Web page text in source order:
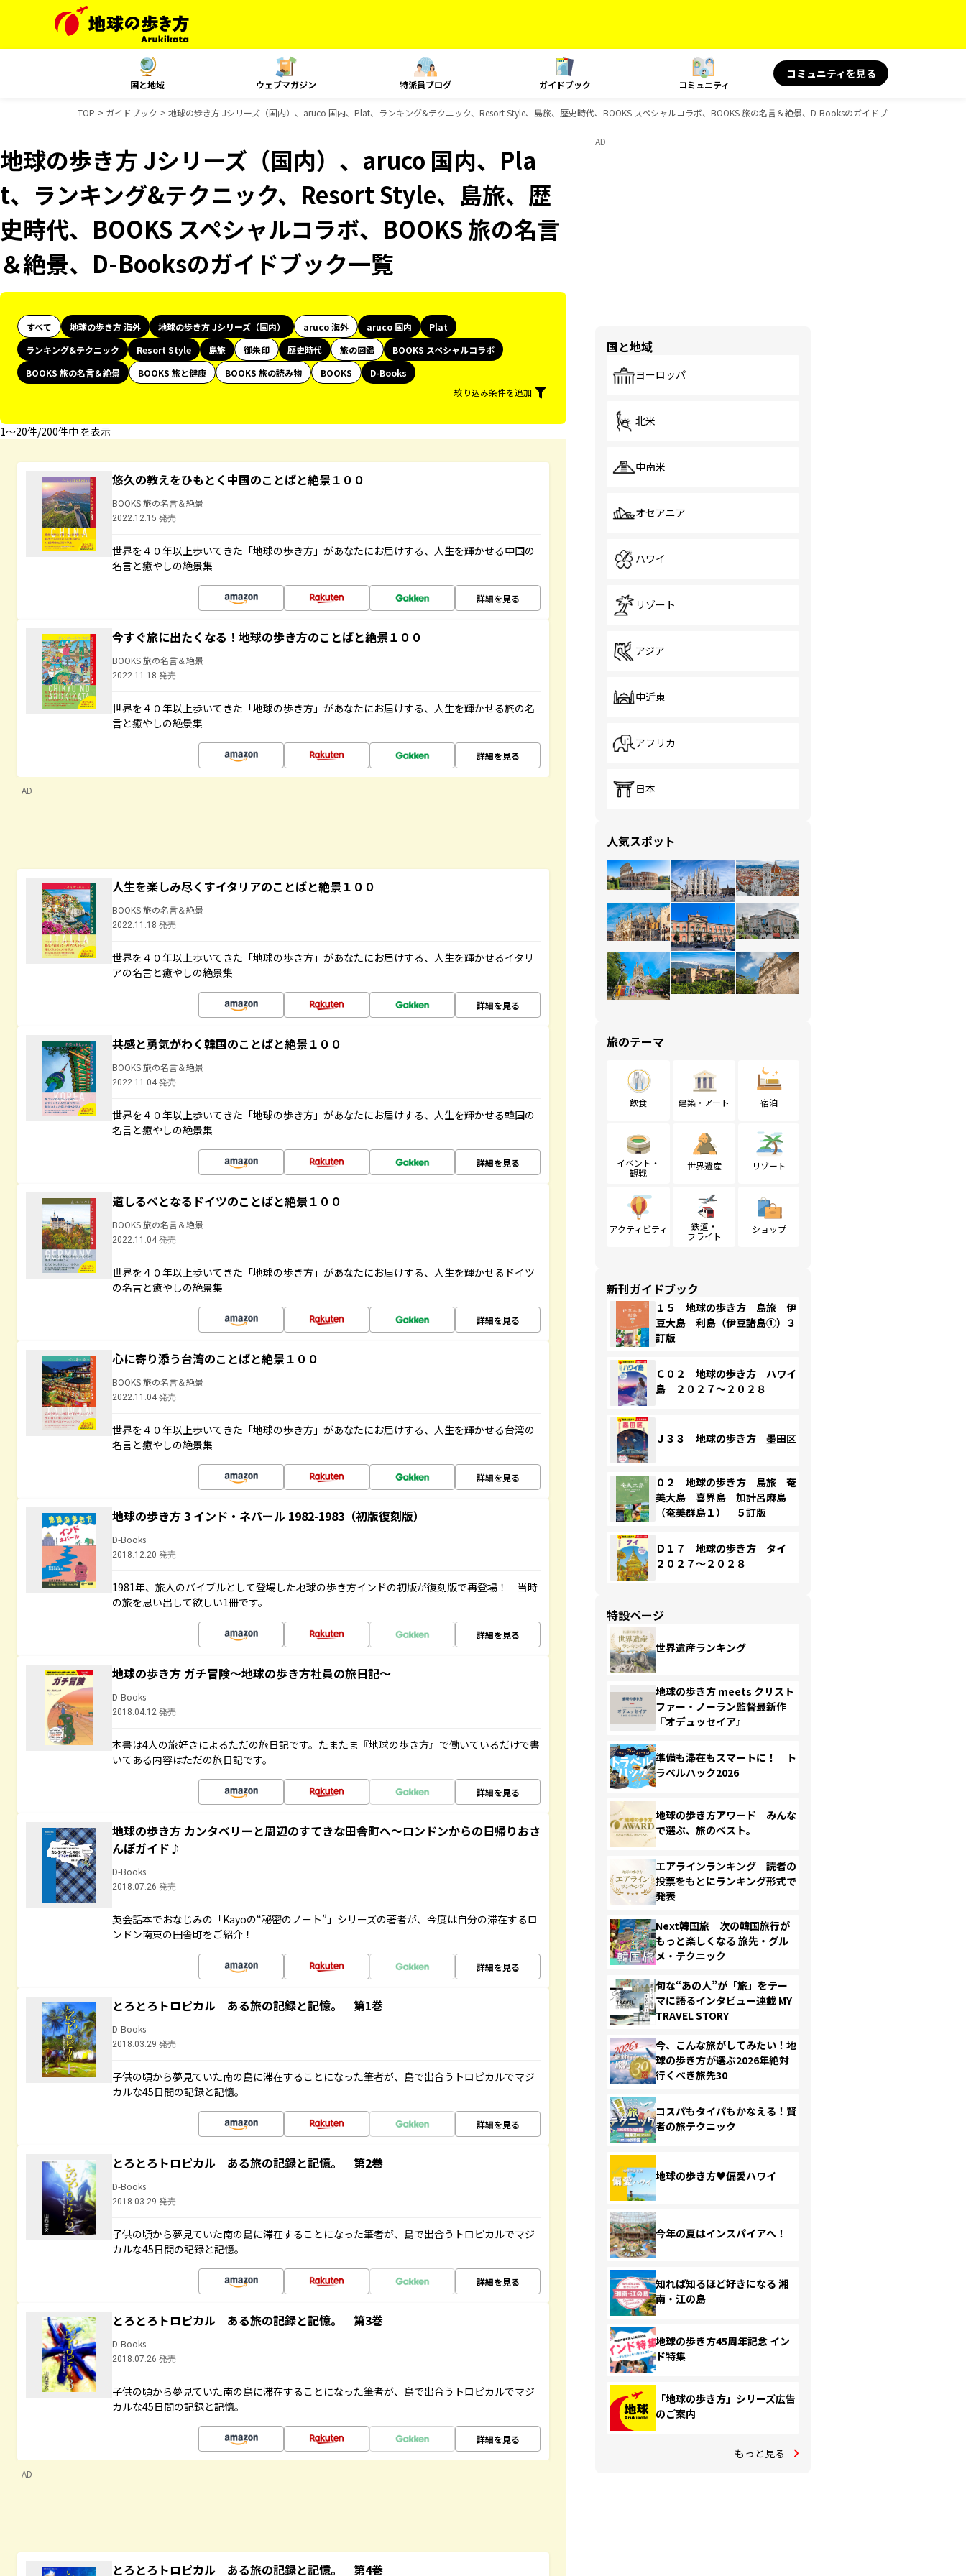
国と地域 ウェブマガジン 特派員ブログ ガイドブック コミュニティ
コミュニティを見る
TOP ガイドブック 地球の歩き方 Jシリーズ（国内）、aruco 国内、Plat、ランキング&テクニック、Resort Style、島旅、歴史時代、BOOKS スペシャルコラボ、BOOKS 旅の名言＆絶景、D-Booksのガイドブック一覧
地球の歩き方 Jシリーズ（国内）、aruco 国内、Pla
t、ランキング&テクニック、Resort Style、島旅、歴
史時代、BOOKS スペシャルコラボ、BOOKS 旅の名言
＆絶景、D-Booksのガイドブック一覧
すべて 地球の歩き方 海外 地球の歩き方 Jシリーズ（国内） aruco 海外 aruco 国内
Plat
ランキング&テクニック
Resort Style 島旅 御朱印 歴史時代 旅の図鑑
BOOKS スペシャルコラボ
BOOKS 旅の名言＆絶景
BOOKS 旅と健康 BOOKS 旅の読み物 BOOKS
D-Books
絞り込み条件を追加
1〜20件/200件中 を表示
悠久の教えをひもとく中国のことばと絶景１００
BOOKS 旅の名言＆絶景
2022.12.15 発売
世界を４０年以上歩いてきた「地球の歩き方」があなたにお届けする、人生を輝かせる中国の
名言と癒やしの絶景集
詳細を見る
今すぐ旅に出たくなる！地球の歩き方のことばと絶景１００
BOOKS 旅の名言＆絶景
2022.11.18 発売
世界を４０年以上歩いてきた「地球の歩き方」があなたにお届けする、人生を輝かせる旅の名
言と癒やしの絶景集
詳細を見る
AD
人生を楽しみ尽くすイタリアのことばと絶景１００
BOOKS 旅の名言＆絶景
2022.11.18 発売
世界を４０年以上歩いてきた「地球の歩き方」があなたにお届けする、人生を輝かせるイタリ
アの名言と癒やしの絶景集
詳細を見る
共感と勇気がわく韓国のことばと絶景１００
BOOKS 旅の名言＆絶景
2022.11.04 発売
世界を４０年以上歩いてきた「地球の歩き方」があなたにお届けする、人生を輝かせる韓国の
名言と癒やしの絶景集
詳細を見る
道しるべとなるドイツのことばと絶景１００
BOOKS 旅の名言＆絶景
2022.11.04 発売
世界を４０年以上歩いてきた「地球の歩き方」があなたにお届けする、人生を輝かせるドイツ
の名言と癒やしの絶景集
詳細を見る
心に寄り添う台湾のことばと絶景１００
BOOKS 旅の名言＆絶景
2022.11.04 発売
世界を４０年以上歩いてきた「地球の歩き方」があなたにお届けする、人生を輝かせる台湾の
名言と癒やしの絶景集
詳細を見る
地球の歩き方 3 インド・ネパール 1982-1983（初版復刻版）
D-Books
2018.12.20 発売
1981年、旅人のバイブルとして登場した地球の歩き方インドの初版が復刻版で再登場！ 当時
の旅を思い出して欲しい1冊です。
詳細を見る
地球の歩き方 ガチ冒険～地球の歩き方社員の旅日記～
D-Books
2018.04.12 発売
本書は4人の旅好きによるただの旅日記です。たまたま『地球の歩き方』で働いているだけで書
いてある内容はただの旅日記です。
詳細を見る
地球の歩き方 カンタベリーと周辺のすてきな田舎町へ～ロンドンからの日帰りおさ
んぽガイド♪
D-Books
2018.07.26 発売
英会話本でおなじみの「Kayoの“秘密のノート”」シリーズの著者が、今度は自分の滞在するロ
ンドン南東の田舎町をご紹介！
詳細を見る
とろとろトロピカル ある旅の記録と記憶。 第1巻
D-Books
2018.03.29 発売
子供の頃から夢見ていた南の島に滞在することになった筆者が、島で出合うトロピカルでマジ
カルな45日間の記録と記憶。
詳細を見る
とろとろトロピカル ある旅の記録と記憶。 第2巻
D-Books
2018.03.29 発売
子供の頃から夢見ていた南の島に滞在することになった筆者が、島で出合うトロピカルでマジ
カルな45日間の記録と記憶。
詳細を見る
とろとろトロピカル ある旅の記録と記憶。 第3巻
D-Books
2018.07.26 発売
子供の頃から夢見ていた南の島に滞在することになった筆者が、島で出合うトロピカルでマジ
カルな45日間の記録と記憶。
詳細を見る
AD
とろとろトロピカル ある旅の記録と記憶。 第4巻
AD
国と地域
ヨーロッパ
北米
中南米
オセアニア
ハワイ
リゾート
アジア
中近東
アフリカ
日本
人気スポット
旅のテーマ
飲食 建築・アート 宿泊
イベント・
観戦
世界遺産 リゾート
アクティビティ
鉄道・
フライト
ショップ
新刊ガイドブック
１５ 地球の歩き方 島旅 伊
豆大島 利島（伊豆諸島①）３
訂版
Ｃ０２ 地球の歩き方 ハワイ
島 ２０２７～２０２８
Ｊ３３ 地球の歩き方 墨田区
０２ 地球の歩き方 島旅 奄
美大島 喜界島 加計呂麻島
（奄美群島１） ５訂版
Ｄ１７ 地球の歩き方 タイ
２０２７～２０２８
特設ページ
世界遺産ランキング
地球の歩き方 meets クリスト
ファー・ノーラン監督最新作
『オデュッセイア』
準備も滞在もスマートに！ ト
ラベルハック2026
地球の歩き方アワード みんな
で選ぶ、旅のベスト。
エアラインランキング 読者の
投票をもとにランキング形式で
発表
Next韓国旅 次の韓国旅行が
もっと楽しくなる 旅先・グル
メ・テクニック
旬な“あの人”が「旅」をテー
マに語るインタビュー連載 MY
TRAVEL STORY
今、こんな旅がしてみたい！地
球の歩き方が選ぶ2026年絶対
行くべき旅先30
コスパもタイパもかなえる！賢
者の旅テクニック
地球の歩き方♥偏愛ハワイ
今年の夏はインスパイアへ！
知れば知るほど好きになる 湘
南・江の島
地球の歩き方45周年記念 イン
ド特集
「地球の歩き方」シリーズ広告
のご案内
もっと見る